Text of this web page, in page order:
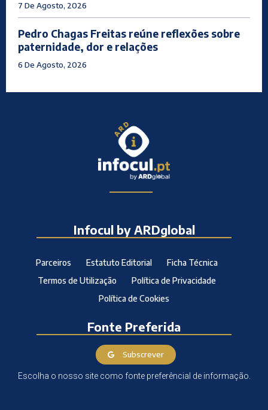
7 De Agosto, 2026
Pedro Chagas Freitas reúne reflexões sobre
paternidade, dor e relações
6 De Agosto, 2026
Infocul by ARDglobal
Parceiros Estatuto Editorial
Ficha Técnica
Termos de Utilização
Política de Privacidade
Política de Cookies
Fonte Preferida
Subscrever
Escolha o nosso site como fonte preferêncial de informação.